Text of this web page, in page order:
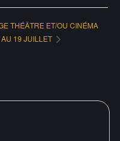
THÉÂTRE ET/OU CINÉMA
19 JUILLET